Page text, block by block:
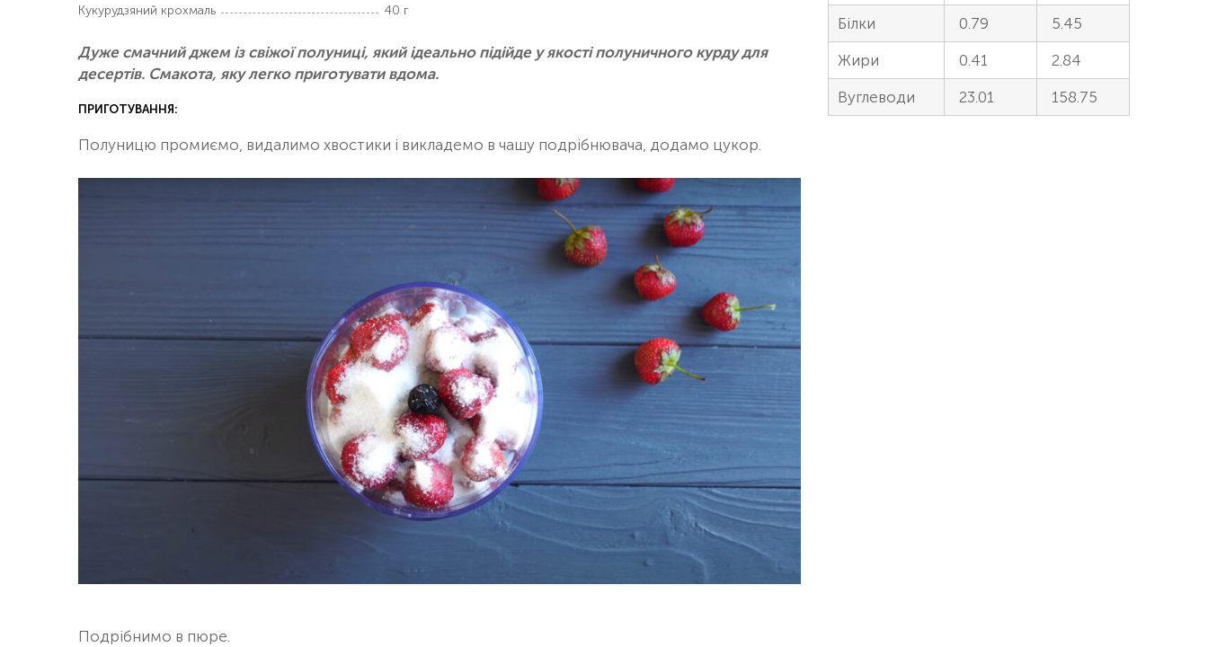
Кукурудзяний крохмаль
40 г
Дуже смачний джем із свіжої полуниці, який ідеально підійде у якості полуничного курду для
десертів. Смакота, яку легко приготувати вдома.
ПРИГОТУВАННЯ:
Полуницю промиємо, видалимо хвостики і викладемо в чашу подрібнювача, додамо цукор.
Подрібнимо в пюре.
Білки 0.79 5.45
Жири 0.41 2.84
Вуглеводи 23.01 158.75